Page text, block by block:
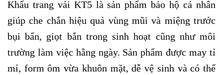
Khẩu trang vải KT5 là sản phẩm bảo hộ cá nhân
giúp che chắn hiệu quả vùng mũi và miệng trước
bụi bẩn, giọt bắn trong sinh hoạt cũng như môi
trường làm việc hằng ngày. Sản phẩm được may tỉ
mỉ, form ôm vừa khuôn mặt, dễ vệ sinh và có thể